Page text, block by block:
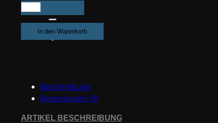
FINIXA
Spritzpistole
SPG500
+
2.5mm
Menge
In den Warenkorb
Beschreibung
Rezensionen (0)
ARTIKEL BESCHREIBUNG